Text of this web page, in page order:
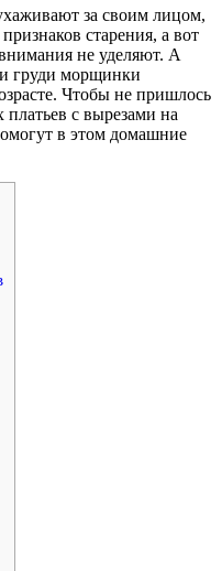
за своим лицом,
старения, а вот
не уделяют. А
груди морщинки
Чтобы не пришлось
платьев с вырезами на
в этом домашние